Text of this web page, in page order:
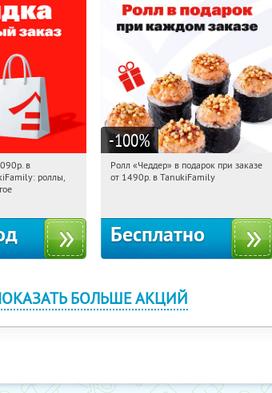
Получили:
в
роллы,
-100%
09:15:14 Получили:108
Ролл «Чеддер» в подарок при заказе
от 1490р. в TanukiFamily
Бесплатно
БОЛЬШЕ АКЦИЙ